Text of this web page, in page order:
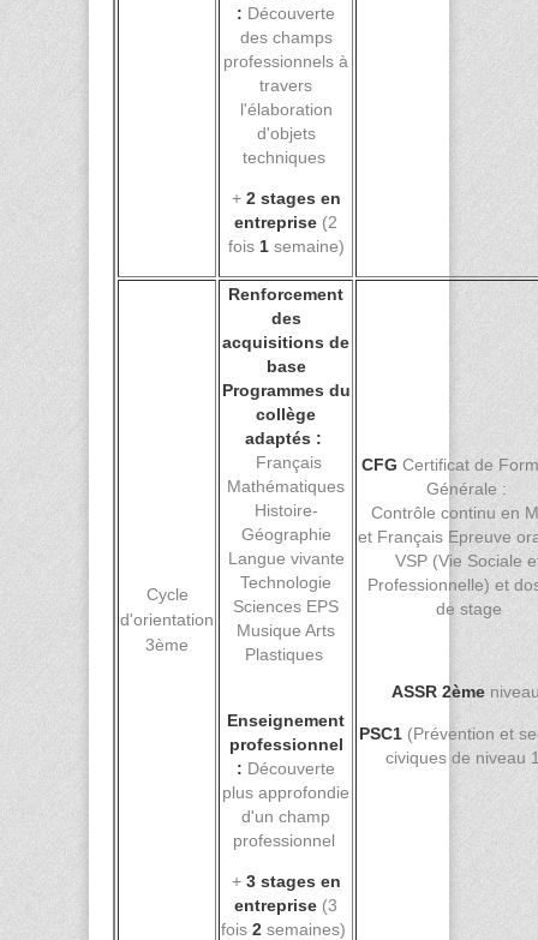
: Découverte
des champs
professionnels à
travers
l'élaboration
d'objets
techniques
+ 2 stages en
entreprise (2
fois 1semaine)
Cycle
d'orientation
3ème
Renforcement
des
acquisitions de
base
Programmes du
collège
adaptés :
Français
Mathématiques
Histoire-
Géographie
Langue vivante
Technologie
Sciences EPS
Musique Arts
Plastiques
Enseignement
professionnel
: Découverte
plus approfondie
d'un champ
professionnel
+ 3 stages en
entreprise (3
fois 2 semaines)
CFG Certificat de
Générale :
Contrôle continu en
et Français Epreuve
VSP (Vie Sociale
Professionnelle) et
de stage
ASSR 2ème
PSC1(Prévention et
civiques de niveau